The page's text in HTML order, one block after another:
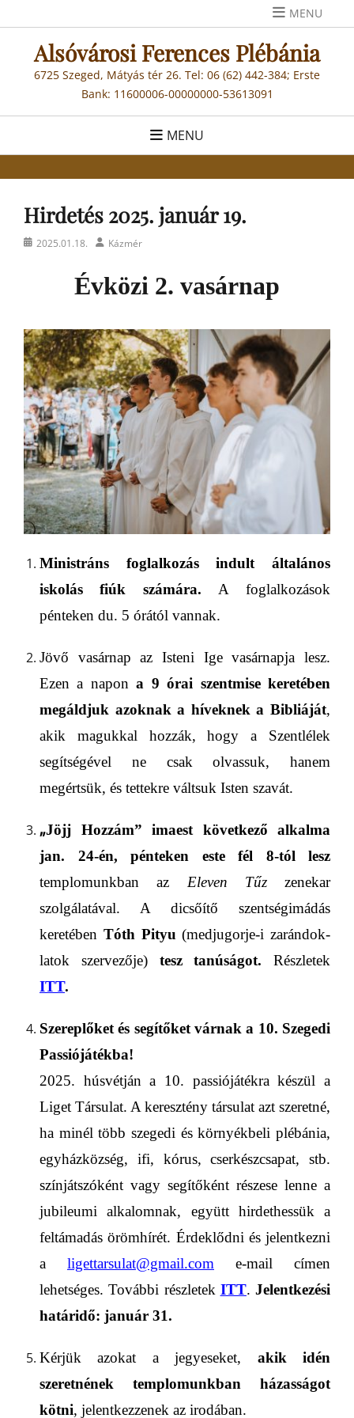
to
content
MENU
Alsóvárosi Ferences Plébánia
6725 Szeged, Mátyás tér 26. Tel: 06 (62) 442-384; Erste
Bank: 11600006-00000000-53613091
MENU
Hirdetés 2025. január 19.
Posted2025.01.18. AuthorKázmér
Évközi 2. vasárnap
Ministráns foglalkozás indult
általános
iskolás fiúk számára. A
foglalkozások
pénteken du. 5 órától vannak.
Jövő vasárnap az Isteni Ige vasárnapja lesz.
Ezen a napona 9 órai szentmise keretében
megáldjuk azoknak a híveknek a Bibliáját,
akik magukkal hozzák, hogy a Szentlélek
segítségével ne csak olvassuk, hanem
megértsük, és tettekre váltsuk Isten szavát.
„Jöjj Hozzám” imaest következő alkalma
jan. 24-én, pénteken este fél 8-tól lesz
templomunkban az Eleven Tűz
zenekar
szolgálatával. A dicsőítő szentségimádás
keretében Tóth Pityu (medjugorje-i zarándok­
latok szervezője)
tesz tanúságot. Részletek
ITT.
Szereplőket és segítőket várnak a 10. Szegedi
Passiójátékba!
2025. húsvétján a 10. passiójátékra készül a
Liget Társulat. A keresztény társulat azt szeretné,
ha minél több szegedi és környékbeli plébánia,
egyházközség, ifi, kórus, cserkészcsapat, stb.
színjátszóként vagy segítőként részese lenne a
jubileumi alkalomnak, együtt hirdethessük a
feltámadás örömhírét. Érdeklődni és jelentkezni
a ligettarsulat@gmail.com
e-mail címen
lehetséges. További részletek ITT. Jelentkezési
határidő: január 31.
Kérjük azokat a jegyeseket, akik idén
szeretnének templomunkban házasságot
kötni, jelentkezzenek az irodában.